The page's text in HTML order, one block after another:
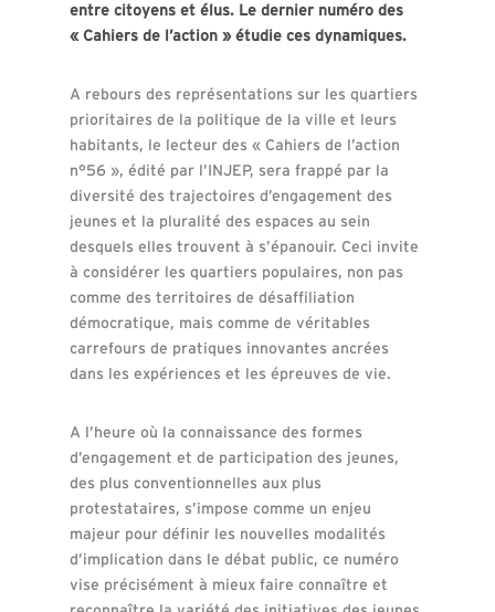
entre citoyens et élus. Le dernier numéro des
« Cahiers de l’action » étudie ces dynamiques.
A rebours des représentations sur les quartiers
prioritaires de la politique de la ville et leurs
habitants, le lecteur des « Cahiers de l’action
n°56 », édité par l’INJEP, sera frappé par la
diversité des trajectoires d’engagement des
jeunes et la pluralité des espaces au sein
desquels elles trouvent à s’épanouir. Ceci invite
à considérer les quartiers populaires, non pas
comme des territoires de désaffiliation
démocratique, mais comme de véritables
carrefours de pratiques innovantes ancrées
dans les expériences et les épreuves de vie.
A l’heure où la connaissance des formes
d’engagement et de participation des jeunes,
des plus conventionnelles aux plus
protestataires, s’impose comme un enjeu
majeur pour définir les nouvelles modalités
d’implication dans le débat public, ce numéro
vise précisément à mieux faire connaître et